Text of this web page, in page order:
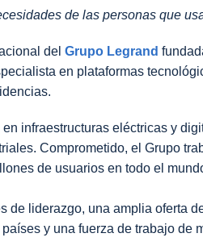
de las personas que
del Grupo Legrand
en plataformas
infraestructuras eléctricas y
Comprometido, el Grupo
de usuarios en todo el
de liderazgo, una amplia oferta
y una fuerza de trabajo